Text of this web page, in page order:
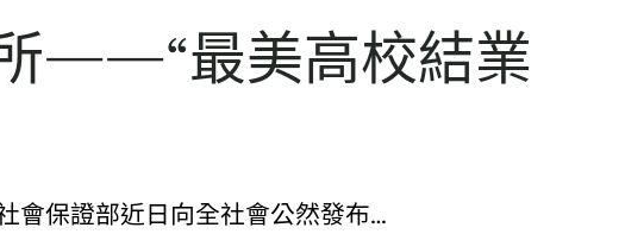
——“最美高校結業
會保證部近日向全社會公然發布…